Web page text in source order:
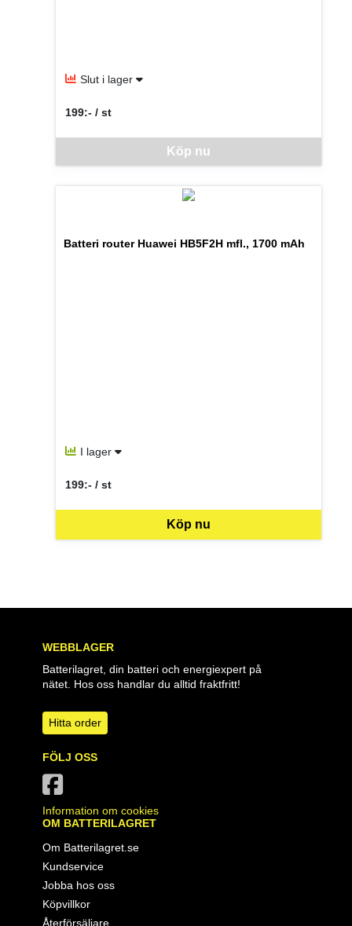
Slut i lager
Denna vara går inte att beställa via webben just nu,
Köp nu
199:- / st
SEK per ST
Batteri router Huawei HB5F2H mfl., 1700 mAh
I lager
Köp nu
199:- / st
SEK per ST
WEBBLAGER
Batterilagret, din batteri och energiexpert på
nätet. Hos oss handlar du alltid fraktfritt!
Hitta order
FÖLJ OSS
Information om cookies
OM BATTERILAGRET
Om Batterilagret.se
Kundservice
Jobba hos oss
Köpvillkor
Återförsäljare